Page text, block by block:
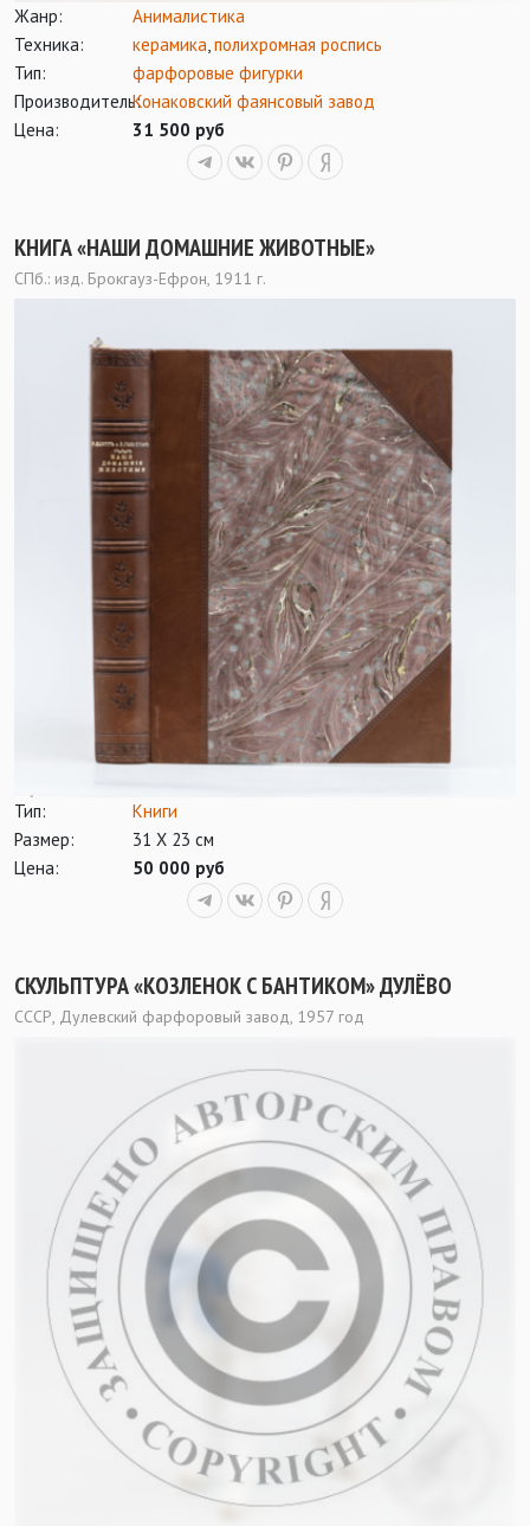
Жанр:
Анималистика
Техника:
керамика,полихромная роспись
Тип:
фарфоровые фигурки
Производитель:Конаковский фаянсовый завод
Цена:
31 500 руб
КНИГА «НАШИ ДОМАШНИЕ ЖИВОТНЫЕ»
СПб.: изд. Брокгауз-Ефрон, 1911 г.
Тип:
Книги
Размер:
31 Х 23 см
Цена:
50 000 руб
СКУЛЬПТУРА «КОЗЛЕНОК С БАНТИКОМ» ДУЛЁВО
СССР, Дулевский фарфоровый завод, 1957 год